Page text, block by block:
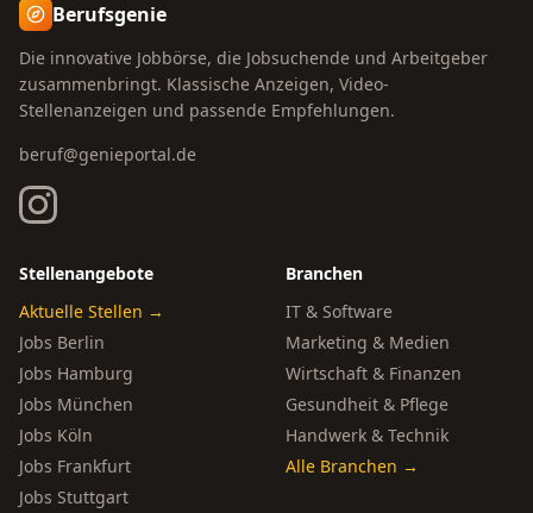
Berufsgenie
Die innovative Jobbörse, die Jobsuchende und Arbeitgeber
zusammenbringt. Klassische Anzeigen, Video-
Stellenanzeigen und passende Empfehlungen.
beruf@genieportal.de
Stellenangebote
Aktuelle Stellen →
Jobs Berlin
Jobs Hamburg
Jobs München
Jobs Köln
Jobs Frankfurt
Jobs Stuttgart
Branchen
IT & Software
Marketing & Medien
Wirtschaft & Finanzen
Gesundheit & Pflege
Handwerk & Technik
Alle Branchen →